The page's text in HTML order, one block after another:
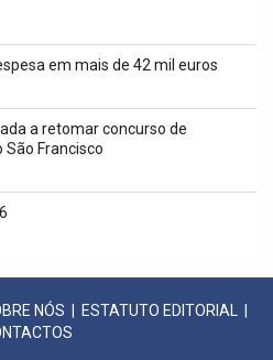
em mais de 42 mil euros
a retomar concurso de
Francisco
NÓS ESTATUTO EDITORIAL